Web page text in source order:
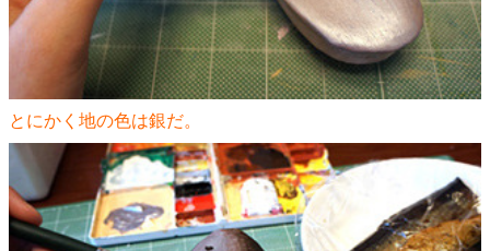
とにかく地の色は銀だ。